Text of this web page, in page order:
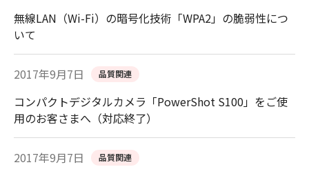
無線LAN（Wi-Fi）の暗号化技術「WPA2」の脆弱性につ
いて
2017年9月7日 品質関連
コンパクトデジタルカメラ「PowerShot S100」をご使
用のお客さまへ（対応終了）
2017年9月7日 品質関連